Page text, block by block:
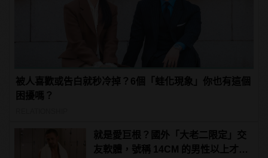
被人喜歡或告白就秒冷掉？6個「蛙化現象」你也有這個
困擾嗎？
就是愛巨根？國外「大老二限定」交
友軟體，號稱 14CM 的男性以上才給